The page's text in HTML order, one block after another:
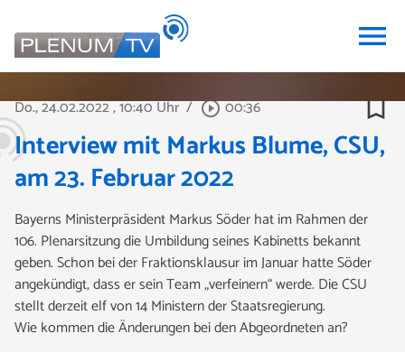
menu
Do., 24.02.2022, 10:40 Uhr / play_circle_outline00:36 bookmark_border
Interview mit Markus Blume, CSU,
am 23. Februar 2022
Bayerns Ministerpräsident Markus Söder hat im Rahmen der
106. Plenarsitzung die Umbildung seines Kabinetts bekannt
geben. Schon bei der Fraktionsklausur im Januar hatte Söder
angekündigt, dass er sein Team „verfeinern“ werde. Die CSU
stellt derzeit elf von 14 Ministern der Staatsregierung.
Wie kommen die Änderungen bei den Abgeordneten an?